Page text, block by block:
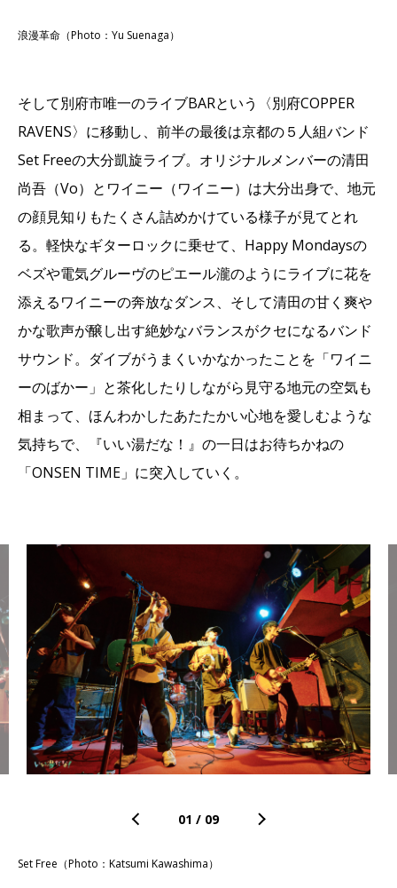
浪漫革命（Photo：Yu Suenaga）
そして別府市唯一のライブBARという〈別府COPPER
RAVENS〉に移動し、前半の最後は京都の５人組バンド
Set Freeの大分凱旋ライブ。オリジナルメンバーの清田
尚吾（Vo）とワイニー（ワイニー）は大分出身で、地元
の顔見知りもたくさん詰めかけている様子が見てとれ
る。軽快なギターロックに乗せて、Happy Mondaysの
ベズや電気グルーヴのピエール瀧のようにライブに花を
添えるワイニーの奔放なダンス、そして清田の甘く爽や
かな歌声が醸し出す絶妙なバランスがクセになるバンド
サウンド。ダイブがうまくいかなかったことを「ワイニ
ーのばかー」と茶化したりしながら見守る地元の空気も
相まって、ほんわかしたあたたかい心地を愛しむような
気持ちで、『いい湯だな！』の一日はお待ちかねの
「ONSEN TIME」に突入していく。
01 / 09
Set Free（Photo：Katsumi Kawashima）